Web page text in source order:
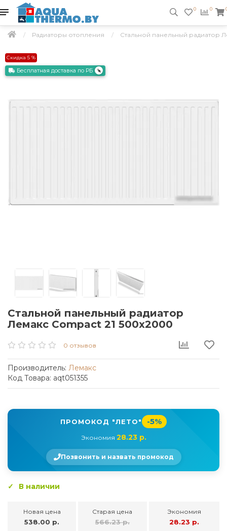
0 0
Радиаторы отопления Стальной панельный радиатор
Скидка 5 %
Бесплатная доставка по РБ
Стальной панельный радиатор
Лемакс Compact 21 500x2000
0 отзывов
Производитель: Лемакс
Код Товара: aqt051355
ПРОМОКОД "ЛЕТО" -5%
Экономия 28.23 р.
Позвонить и назвать промокод
В наличии
Новая цена
538.00 р.
Старая цена
566.23 р.
Экономия
28.23 р.